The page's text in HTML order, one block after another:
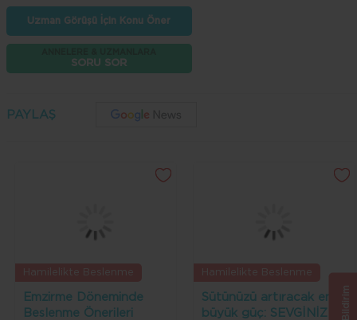
Uzman Görüşü İçin Konu Öner
SORU SOR
PAYLAŞ
Emzirme Döneminde
Beslenme Önerileri
Sütünüzü artıracak en
büyük güç: SEVGİNİZ